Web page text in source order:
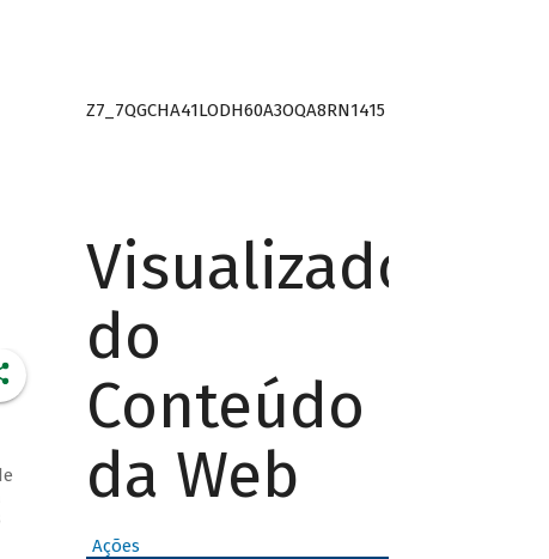
Z7_7QGCHA41LODH60A3OQA8RN1415
Visualizador
do
Conteúdo
da Web
Ações